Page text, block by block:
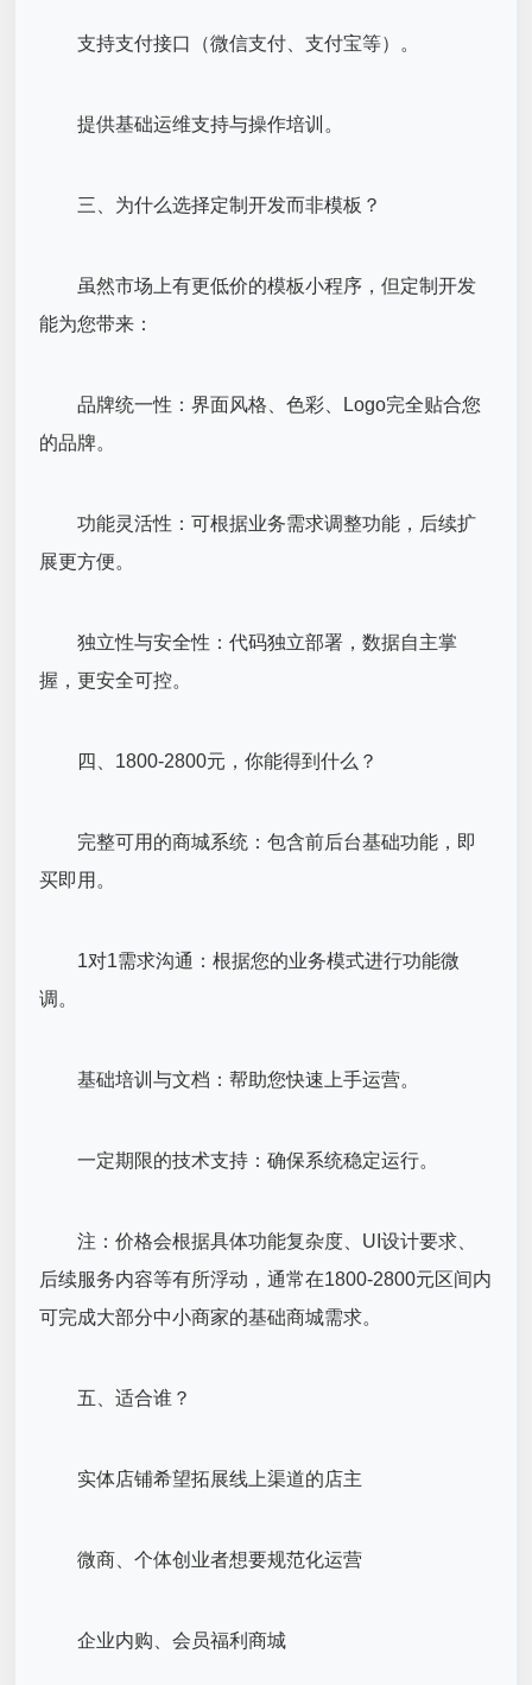
支持支付接口（微信支付、支付宝等）。
提供基础运维支持与操作培训。
三、为什么选择定制开发而非模板？
虽然市场上有更低价的模板小程序，但定制开发
能为您带来：
品牌统一性：界面风格、色彩、Logo完全贴合您
的品牌。
功能灵活性：可根据业务需求调整功能，后续扩
展更方便。
独立性与安全性：代码独立部署，数据自主掌
握，更安全可控。
四、1800-2800元，你能得到什么？
完整可用的商城系统：包含前后台基础功能，即
买即用。
1对1需求沟通：根据您的业务模式进行功能微
调。
基础培训与文档：帮助您快速上手运营。
一定期限的技术支持：确保系统稳定运行。
注：价格会根据具体功能复杂度、UI设计要求、
后续服务内容等有所浮动，通常在1800-2800元区间内
可完成大部分中小商家的基础商城需求。
五、适合谁？
实体店铺希望拓展线上渠道的店主
微商、个体创业者想要规范化运营
企业内购、会员福利商城